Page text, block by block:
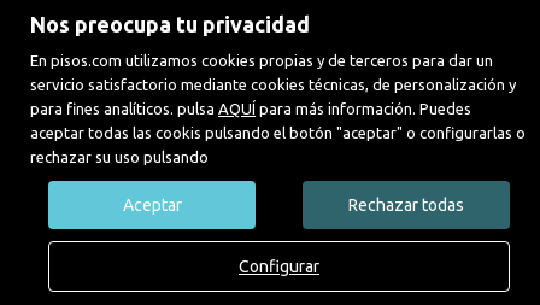
Nos preocupa tu privacidad
En pisos.com utilizamos cookies propias y de terceros para dar un
servicio satisfactorio mediante cookies técnicas, de personalización y
para fines analíticos. pulsa AQUÍ para más información. Puedes
aceptar todas las cookis pulsando el botón "aceptar" o configurarlas o
rechazar su uso pulsando
Aceptar Rechazar todas
Configurar